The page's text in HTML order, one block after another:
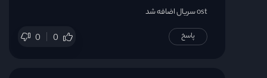
ost سریال اضافه شد
0 0 پاسخ